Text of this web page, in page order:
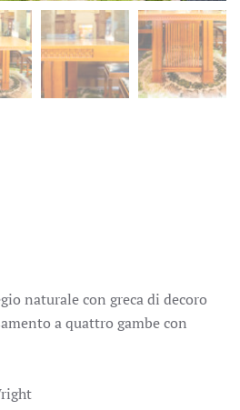
naturale con greca di decoro
a quattro gambe con